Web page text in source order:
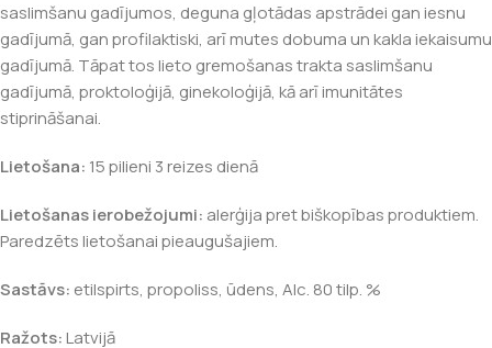
saslimšanu gadījumos, deguna gļotādas apstrādei gan iesnu
gadījumā, gan profilaktiski, arī mutes dobuma un kakla iekaisumu
gadījumā. Tāpat tos lieto gremošanas trakta saslimšanu
gadījumā, proktoloģijā, ginekoloģijā, kā arī imunitātes
stiprināšanai.
Lietošana: 15 pilieni 3 reizes dienā
Lietošanas ierobežojumi: alerģija pret biškopības produktiem.
Paredzēts lietošanai pieaugušajiem.
Sastāvs: etilspirts, propoliss, ūdens, Alc. 80 tilp. %
Ražots:Latvijā